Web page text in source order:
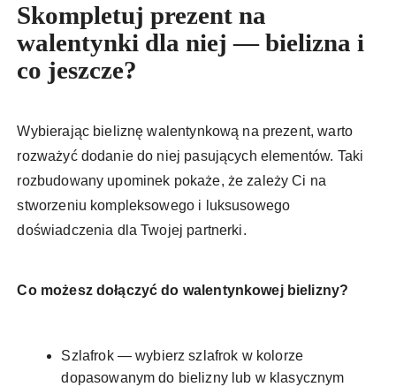
Skompletuj prezent na
walentynki dla niej — bielizna i
co jeszcze?
Wybierając bieliznę walentynkową na prezent, warto
rozważyć dodanie do niej pasujących elementów. Taki
rozbudowany upominek pokaże, że zależy Ci na
stworzeniu kompleksowego i luksusowego
doświadczenia dla Twojej partnerki.
Co możesz dołączyć do walentynkowej bielizny?
Szlafrok — wybierz szlafrok w kolorze
dopasowanym do bielizny lub w klasycznym